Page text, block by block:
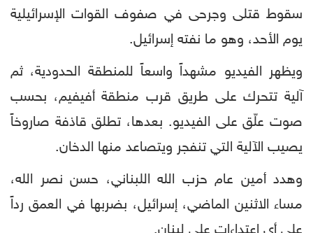
سقوط قتلى وجرحى في صفوف القوات الإسرائيلية
يوم الأحد، وهو ما نفته إسرائيل.
ويظهر الفيديو مشهداً واسعاً للمنطقة الحدودية، ثم
آلية تتحرك على طريق قرب منطقة أفيفيم، بحسب
صوت علّق على الفيديو. بعدها، تطلق قاذفة صاروخاً
يصيب الآلية التي تنفجر ويتصاعد منها الدخان.
وهدد أمين عام حزب الله اللبناني، حسن نصر الله،
مساء الاثنين الماضي، إسرائيل، بضربها في العمق رداً